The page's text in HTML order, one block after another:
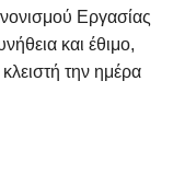
Εργασίας
και έθιμο,
την ημέρα